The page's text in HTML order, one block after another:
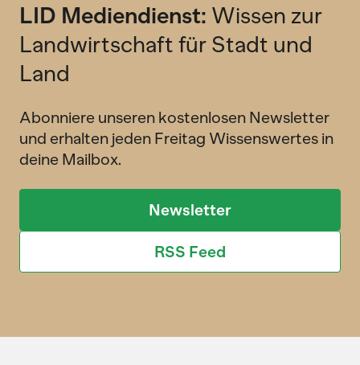
LID Mediendienst: Wissen zur
Landwirtschaft für Stadt und
Land
Abonniere unseren kostenlosen Newsletter
und erhalten jeden Freitag Wissenswertes in
deine Mailbox.
Newsletter
RSS Feed